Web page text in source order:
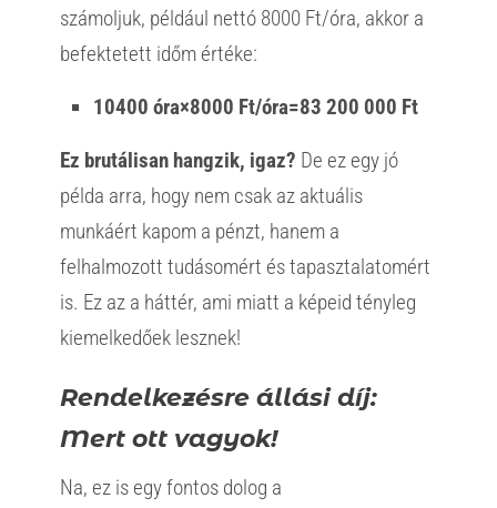
számoljuk, például nettó 8000 Ft/óra, akkor a
befektetett időm értéke:
10400 óra×8000 Ft/óra=83 200 000 Ft
Ez brutálisan hangzik, igaz? De ez egy jó
példa arra, hogy nem csak az aktuális
munkáért kapom a pénzt, hanem a
felhalmozott tudásomért és tapasztalatomért
is. Ez az a háttér, ami miatt a képeid tényleg
kiemelkedőek lesznek!
Rendelkezésre állási díj:
Mert ott vagyok!
Na, ez is egy fontos dolog a